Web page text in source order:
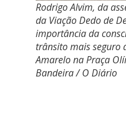
Rodrigo Alvim, da
da Viação Dedo de
importância da
trânsito mais seguro
Amarelo na Praça
Bandeira / O Diário